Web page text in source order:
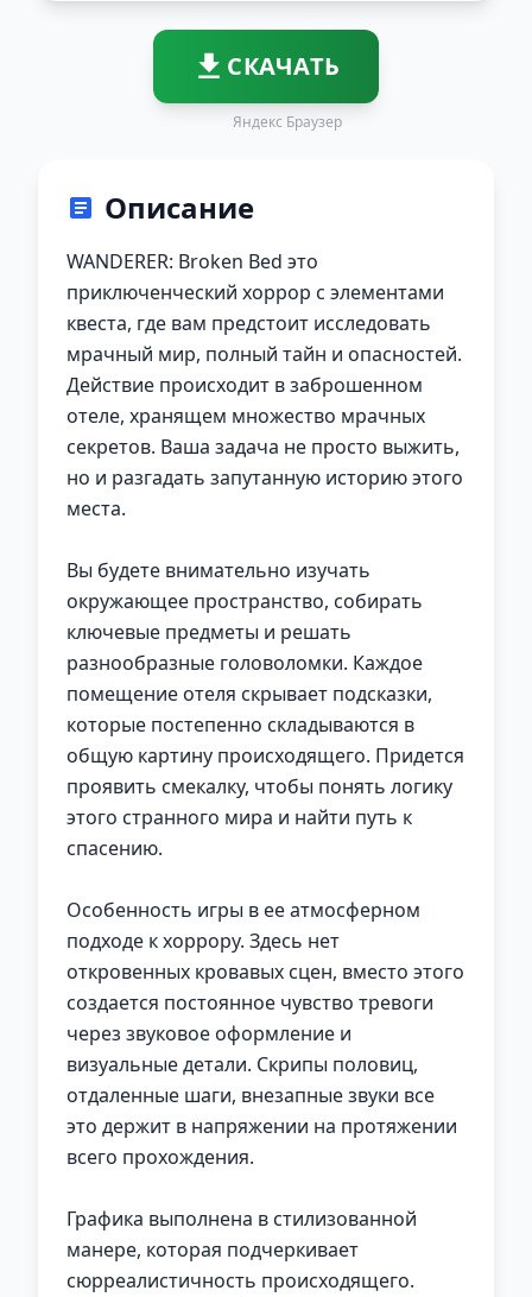
СКАЧАТЬ
Яндекс Браузер
Описание
WANDERER: Broken Bed это
приключенческий хоррор с элементами
квеста, где вам предстоит исследовать
мрачный мир, полный тайн и опасностей.
Действие происходит в заброшенном
отеле, хранящем множество мрачных
секретов. Ваша задача не просто выжить,
но и разгадать запутанную историю этого
места.
Вы будете внимательно изучать
окружающее пространство, собирать
ключевые предметы и решать
разнообразные головоломки. Каждое
помещение отеля скрывает подсказки,
которые постепенно складываются в
общую картину происходящего. Придется
проявить смекалку, чтобы понять логику
этого странного мира и найти путь к
спасению.
Особенность игры в ее атмосферном
подходе к хоррору. Здесь нет
откровенных кровавых сцен, вместо этого
создается постоянное чувство тревоги
через звуковое оформление и
визуальные детали. Скрипы половиц,
отдаленные шаги, внезапные звуки все
это держит в напряжении на протяжении
всего прохождения.
Графика выполнена в стилизованной
манере, которая подчеркивает
сюрреалистичность происходящего.